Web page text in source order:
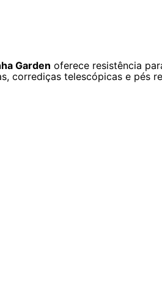
Garden oferece resistência
corrediças telescópicas e pés